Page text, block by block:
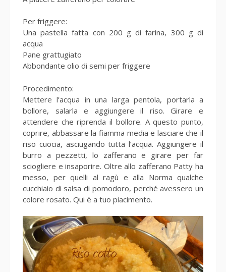
Per friggere:
Una pastella fatta con 200 g di farina, 300 g di
acqua
Pane grattugiato
Abbondante olio di semi per friggere
Procedimento:
Mettere l’acqua in una larga pentola, portarla a
bollore, salarla e aggiungere il riso. Girare e
attendere che riprenda il bollore. A questo punto,
coprire, abbassare la fiamma media e lasciare che il
riso cuocia, asciugando tutta l’acqua. Aggiungere il
burro a pezzetti, lo zafferano e girare per far
sciogliere e insaporire. Oltre allo zafferano Patty ha
messo, per quelli al ragù e alla Norma qualche
cucchiaio di salsa di pomodoro, perché avessero un
colore rosato. Qui è a tuo piacimento.